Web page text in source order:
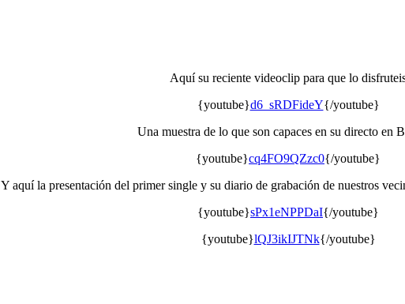
Aquí su reciente videoclip para que lo
{youtube}d6_sRDFideY{/youtube}
Una muestra de lo que son capaces en su directo en
{youtube}cq4FO9QZzc0{/youtube}
Y aquí la presentación del primer single y su diario de grabación de nuestros
{youtube}sPx1eNPPDaI{/youtube}
{youtube}lQJ3ikIJTNk{/youtube}